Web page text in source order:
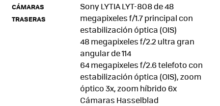
CÁMARAS
TRASERAS
Sony LYTIA LYT-808 de 48
megapixeles f/1.7 principal con
estabilización óptica (OIS)
48 megapixeles f/2.2 ultra gran
angular de 114
64 megapixeles f/2.6 telefoto con
estabilización óptica (OIS), zoom
óptico 3x, zoom híbrido 6x
Cámaras Hasselblad